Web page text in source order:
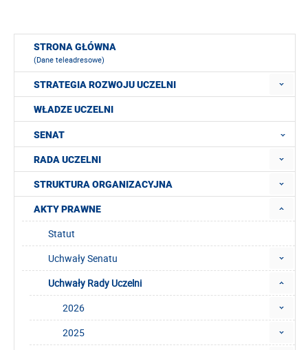
STRONA GŁÓWNA
(Dane teleadresowe)
STRATEGIA ROZWOJU UCZELNI
WŁADZE UCZELNI
SENAT
RADA UCZELNI
STRUKTURA ORGANIZACYJNA
AKTY PRAWNE
Statut
Uchwały Senatu
Uchwały Rady Uczelni
2026
2025